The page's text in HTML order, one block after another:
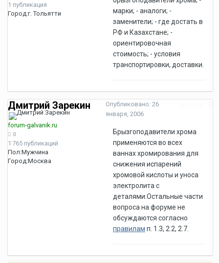
1 публикация
Город:г. Тольятти
марки; - аналоги; -
заменители; - где достать в
РФ и Казахстане; -
ориентировочная
стоимость; - условия
транспортировки, доставки.
Дмитрий Зарекин
forum-galvanik.ru
0
1 765 публикаций
Пол:Мужчина
Город:Москва
Опубликовано: 26
января, 2006
Брызгоподавители хрома
применяются во всех
ваннах хромирования для
снижения испарений
хромовой кислоты и уноса
электролита с
деталями.Остальные части
вопроса на форуме не
обсуждаются согласно
правилам п. 1.3, 2.2, 2.7.